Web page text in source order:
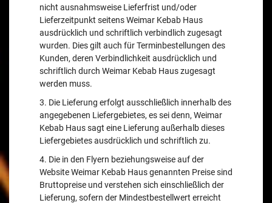
nicht ausnahmsweise Lieferfrist und/oder
Lieferzeitpunkt seitens Weimar Kebab Haus
ausdrücklich und schriftlich verbindlich zugesagt
wurden. Dies gilt auch für Terminbestellungen des
Kunden, deren Verbindlichkeit ausdrücklich und
schriftlich durch Weimar Kebab Haus zugesagt
werden muss.
3. Die Lieferung erfolgt ausschließlich innerhalb des
angegebenen Liefergebietes, es sei denn, Weimar
Kebab Haus sagt eine Lieferung außerhalb dieses
Liefergebietes ausdrücklich und schriftlich zu.
4. Die in den Flyern beziehungsweise auf der
Website Weimar Kebab Haus genannten Preise sind
Bruttopreise und verstehen sich einschließlich der
Lieferung, sofern der Mindestbestellwert erreicht